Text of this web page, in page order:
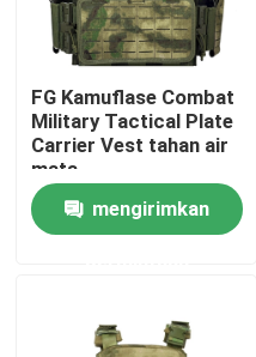
Seragam Kamuflase
Armor Balistik Militer
Kemeja Taktis Militer
Ransel Taktis Militer
FG Kamuflase Combat
Military Tactical Plate
Carrier Vest tahan air
mata
mengirimkan